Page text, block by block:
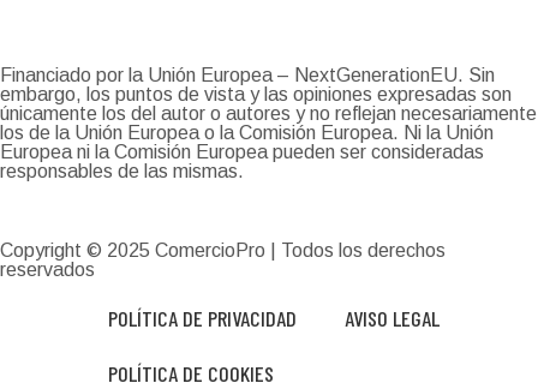
Financiado por la Unión Europea – NextGenerationEU. Sin
embargo, los puntos de vista y las opiniones expresadas son
únicamente los del autor o autores y no reflejan necesariamente
los de la Unión Europea o la Comisión Europea. Ni la Unión
Europea ni la Comisión Europea pueden ser consideradas
responsables de las mismas.
Copyright © 2025 ComercioPro | Todos los derechos
reservados
POLÍTICA DE PRIVACIDAD AVISO LEGAL
POLÍTICA DE COOKIES